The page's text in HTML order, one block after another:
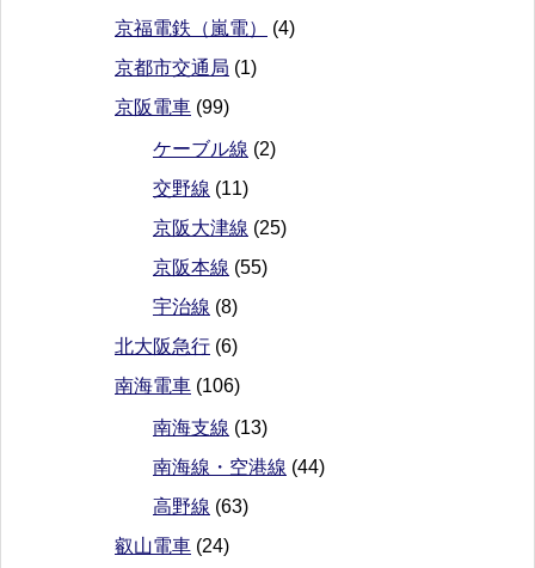
京福電鉄（嵐電）
(4)
京都市交通局 (1)
京阪電車 (99)
ケーブル線 (2)
交野線 (11)
京阪大津線 (25)
京阪本線 (55)
宇治線 (8)
北大阪急行 (6)
南海電車 (106)
南海支線 (13)
南海線・空港線 (44)
高野線 (63)
叡山電車 (24)